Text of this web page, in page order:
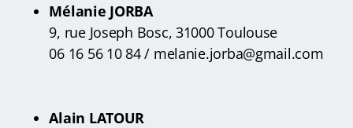
Mélanie JORBA
9, rue Joseph Bosc, 31000 Toulouse
06 16 56 10 84 / melanie.jorba@gmail.com
Alain LATOUR